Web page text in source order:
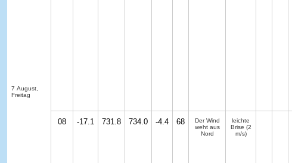
7 August,
Freitag
08 -17.1 731.8 734.0 -4.4 68
Der Wind
weht aus
Nord
leichte
Brise (2
m/s)